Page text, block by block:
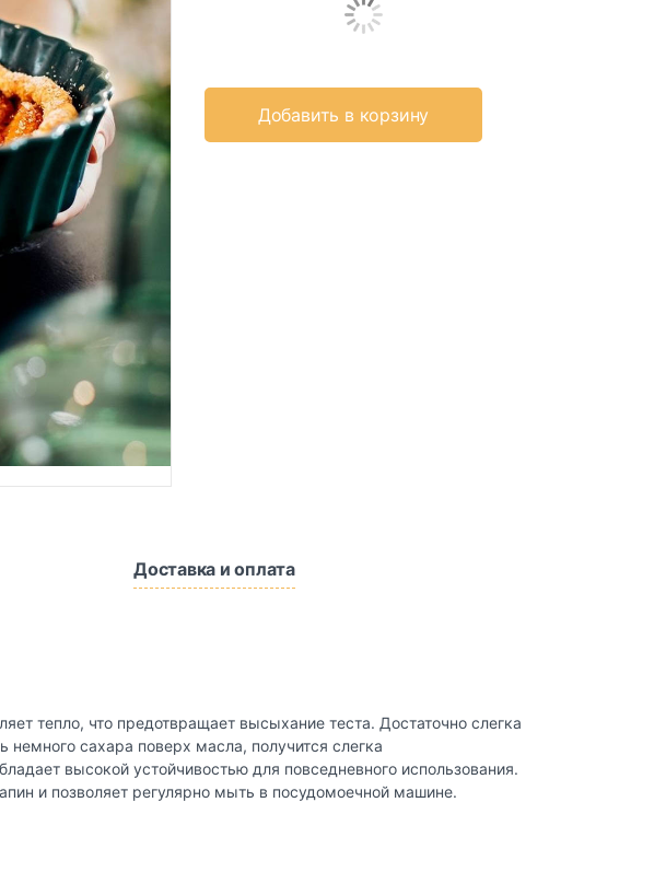
Добавить в корзину
Доставка и оплата
тепло, что предотвращает высыхание теста. Достаточно слегка
сахара поверх масла, получится слегка
высокой устойчивостью для повседневного использования.
и позволяет регулярно мыть в посудомоечной машине.